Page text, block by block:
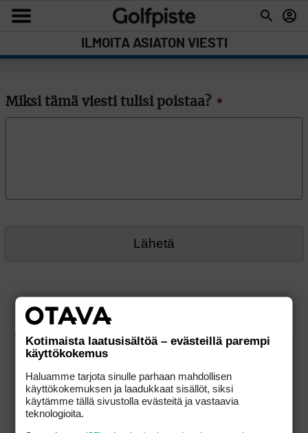
ILMOITA ASIATON VIESTI
Miksi tämä viesti tulisi poistaa? *
Kotimaista laatusisältöä – evästeillä parempi
käyttökokemus
Haluamme tarjota sinulle parhaan mahdollisen
käyttökokemuksen ja laadukkaat sisällöt, siksi
käytämme tällä sivustolla evästeitä ja vastaavia
teknologioita.